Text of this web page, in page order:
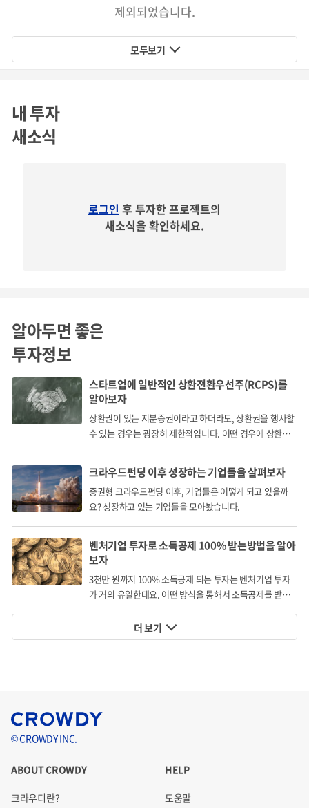
연혁
'OCO' Grand open, (주)비제바노 OCO 사업부
2024.06
후 (주)오씨오 법인은 독립적이고 공격적인 외부 투자유치를 통해 스타트업의 성
장 프로토콜을 따르고자 합니다. 궁극적으로 (주)오씨오 법인의 IPO를 목표로 합
Market Problem
수 천개의 남성 패션 브랜드
갈 곳은 '무신사' 뿐
현재 이 수천개의 브랜드들이 갈곳은 자사 쇼핑몰 혹은 패션
드들은 좋은 구좌에 본인의 제품을 노출시키가 극히 힘듭니
다.
제외되었습니다.
모두보기
내 투자
새소식
로그인 후 투자한 프로젝트의
새소식을 확인하세요.
알아두면 좋은
투자정보
스타트업에 일반적인 상환전환우선주(RCPS)를
알아보자
상환권이 있는 지분증권이라고 하더라도, 상환권을 행사할
수 있는 경우는 굉장히 제한적입니다. 어떤 경우에 상환권
크라우드펀딩 이후 성장하는 기업들을 살펴보자
증권형 크라우드펀딩 이후, 기업들은 어떻게 되고 있을까
요? 성장하고 있는 기업들을 모아봤습니다.
벤처기업 투자로 소득공제 100% 받는방법을 알아
보자
3천만 원까지 100% 소득공제 되는 투자는 벤처기업 투자
가 거의 유일한데요. 어떤 방식을 통해서 소득공제를 받게
더 보기
© CROWDY INC.
ABOUT CROWDY
크라우디란?
HELP
도움말